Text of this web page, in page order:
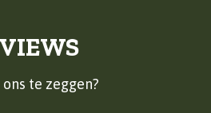
te zeggen?